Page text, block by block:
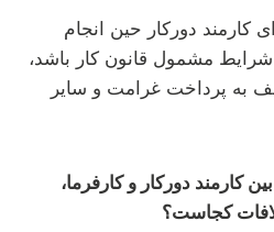
کارمند دورکار حین انجام
مشمول قانون کار باشد،
به پرداخت غرامت و سایر
کارمند دورکار و کارفرما،
کجاست؟